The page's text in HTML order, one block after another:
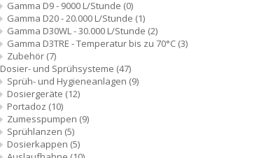
Gamma D9 - 9000 L/Stunde (0)
Gamma D20 - 20.000 L/Stunde (1)
Gamma D30WL - 30.000 L/Stunde (2)
Gamma D3TRE - Temperatur bis zu 70°C (3)
Zubehör (7)
Dosier- und Sprühsysteme (47)
Sprüh- und Hygieneanlagen (9)
Dosiergeräte (12)
Portadoz (10)
Zumesspumpen (9)
Sprühlanzen (5)
Dosierkappen (5)